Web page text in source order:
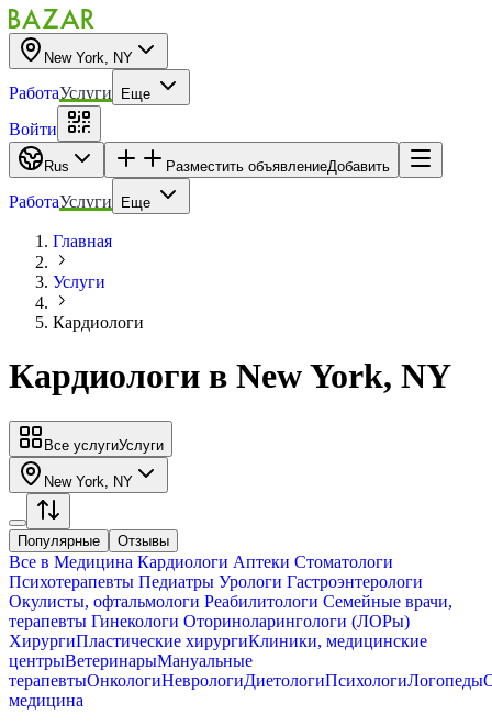
New York, NY
РаботаУслуги Еще
Войти
Rus Разместить объявлениеДобавить
РаботаУслуги Еще
Главная
Услуги
Кардиологи
Кардиологи в New York, NY
Все услугиУслуги
New York, NY
Популярные Отзывы
Все в Медицина Кардиологи Аптеки Стоматологи
Психотерапевты Педиатры Урологи Гастроэнтерологи
Окулисты, офтальмологи Реабилитологи Семейные врачи,
терапевты Гинекологи Оториноларингологи (ЛОРы)
ХирургиПластические хирургиКлиники, медицинские
центрыВетеринарыМануальные
терапевтыОнкологиНеврологиДиетологиПсихологиЛогопеды
медицина